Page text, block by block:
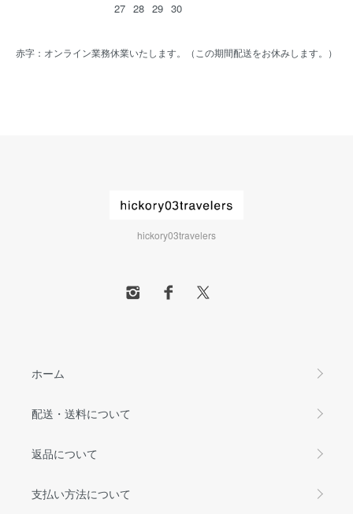
27 28 29 30
赤字：オンライン業務休業いたします。（この期間配送をお休みします。）
hickory03travelers
ホーム
配送・送料について
返品について
支払い方法について